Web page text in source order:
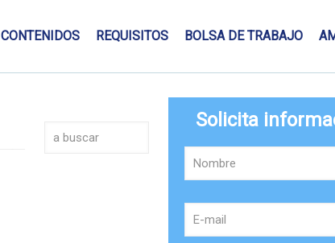
CONTENIDOS REQUISITOS BOLSA DE TRABAJO
Solicita